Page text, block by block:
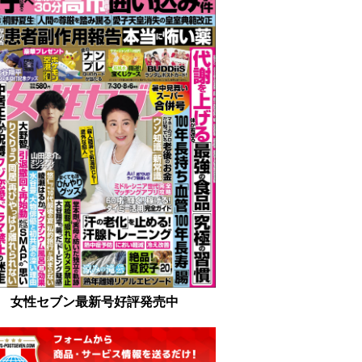
女性セブン最新号好評発売中